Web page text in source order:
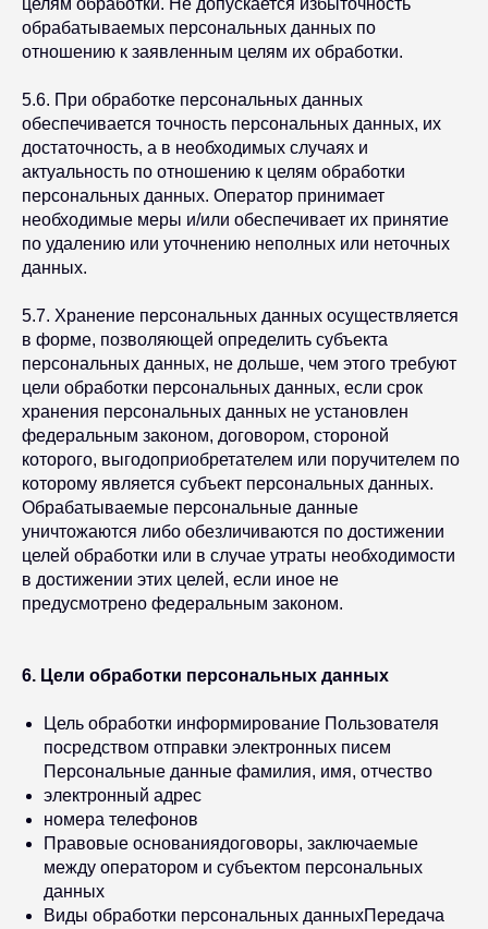
целям обработки. Не допускается избыточность
обрабатываемых персональных данных по
отношению к заявленным целям их обработки.
5.6. При обработке персональных данных
обеспечивается точность персональных данных, их
достаточность, а в необходимых случаях и
актуальность по отношению к целям обработки
персональных данных. Оператор принимает
необходимые меры и/или обеспечивает их принятие
по удалению или уточнению неполных или неточных
данных.
5.7. Хранение персональных данных осуществляется
в форме, позволяющей определить субъекта
персональных данных, не дольше, чем этого требуют
цели обработки персональных данных, если срок
хранения персональных данных не установлен
федеральным законом, договором, стороной
которого, выгодоприобретателем или поручителем по
которому является субъект персональных данных.
Обрабатываемые персональные данные
уничтожаются либо обезличиваются по достижении
целей обработки или в случае утраты необходимости
в достижении этих целей, если иное не
предусмотрено федеральным законом.
6. Цели обработки персональных данных
Цель обработки информирование Пользователя
посредством отправки электронных писем
Персональные данные фамилия, имя, отчество
электронный адрес
номера телефонов
Правовые основаниядоговоры, заключаемые
между оператором и субъектом персональных
данных
Виды обработки персональных данныхПередача